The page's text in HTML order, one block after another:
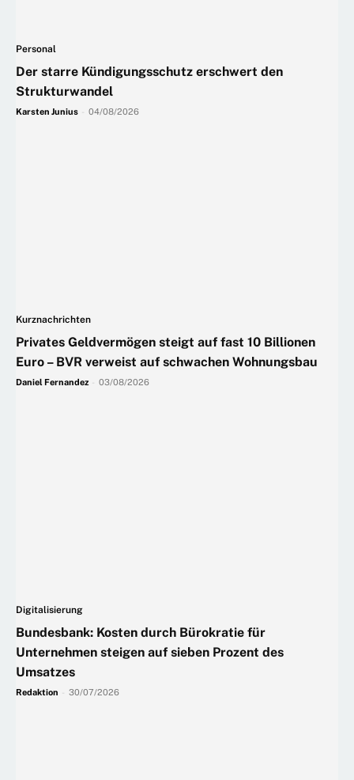
Personal
Der starre Kündigungsschutz erschwert den
Strukturwandel
Karsten Junius 04/08/2026
Kurznachrichten
Privates Geldvermögen steigt auf fast 10 Billionen
Euro – BVR verweist auf schwachen Wohnungsbau
Daniel Fernandez 03/08/2026
Digitalisierung
Bundesbank: Kosten durch Bürokratie für
Unternehmen steigen auf sieben Prozent des
Umsatzes
Redaktion 30/07/2026